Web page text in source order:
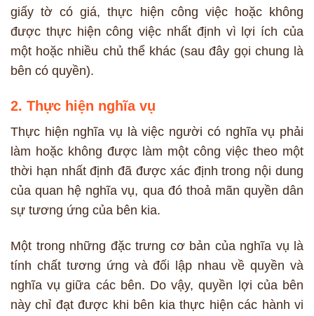
giấy tờ có giá, thực hiện công việc hoặc không
được thực hiện công việc nhất định vì lợi ích của
một hoặc nhiều chủ thể khác (sau đây gọi chung là
bên có quyền).
2. Thực hiện nghĩa vụ
Thực hiện nghĩa vụ là việc người có nghĩa vụ phải
làm hoặc không được làm một công việc theo một
thời hạn nhất định đã được xác định trong nội dung
của quan hệ nghĩa vụ, qua đó thoả mãn quyền dân
sự tương ứng của bên kia.
Một trong những đặc trưng cơ bản của nghĩa vụ là
tính chất tương ứng và đối lập nhau về quyền và
nghĩa vụ giữa các bên. Do vậy, quyền lợi của bên
này chỉ đạt được khi bên kia thực hiện các hành vi